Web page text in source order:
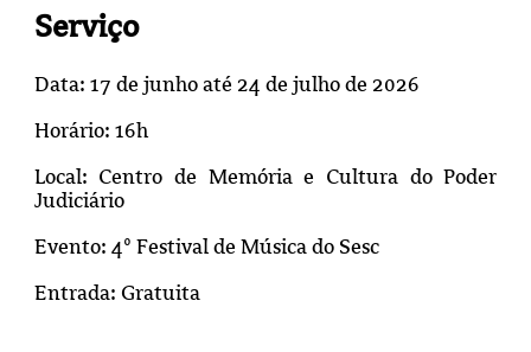
Serviço
Data: 17 de junho até 24 de julho de 2026
Horário: 16h
Local: Centro de Memória e Cultura do Poder
Judiciário
Evento: 4º Festival de Música do Sesc
Entrada: Gratuita